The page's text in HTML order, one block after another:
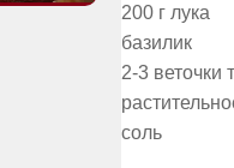
200 г лука
базилик
2-3
соль